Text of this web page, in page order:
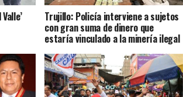
Trujillo: Policía interviene a sujetos
con gran suma de dinero que
estaría vinculado a la minería ilegal